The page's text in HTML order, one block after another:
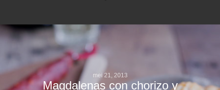
mei 21, 2013
Magdalenas con chorizo y